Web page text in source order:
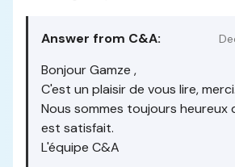
Answer from C&A:
Bonjour Gamze ,
C'est un plaisir de vous lire, merci.
Nous sommes toujours heureux
est satisfait.
L'équipe C&A